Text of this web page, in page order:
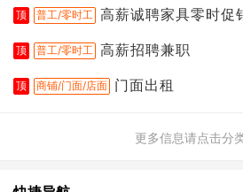
顶 普工/零时工 高薪诚聘家具零时促
顶 普工/零时工 高薪招聘兼职
顶 商铺/门面/店面 门面出租
更多信息请点击分